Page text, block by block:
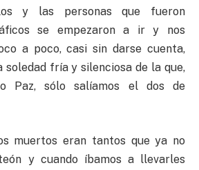
y las personas que fueron
se empezaron a ir y nos
a poco, casi sin darse cuenta,
soledad fría y silenciosa de la que,
Paz, sólo salíamos el dos de
muertos eran tantos que ya no
y cuando íbamos a llevarles